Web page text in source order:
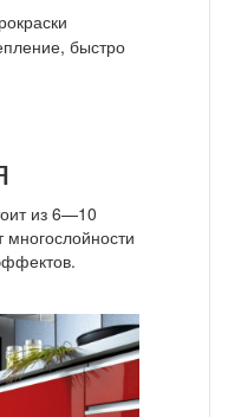
быстро
из 6—10
многослойности